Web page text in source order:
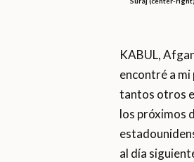
KABUL,
encontré a
tantos otros
los próximos
al día